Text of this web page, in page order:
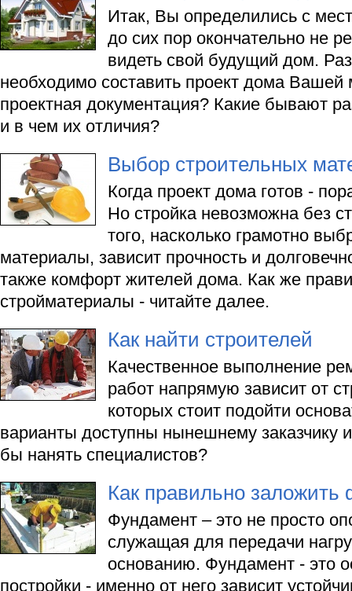
Итак, Вы определились с
до сих пор окончательно не
видеть свой будущий дом.
необходимо составить проект дома Вашей
проектная документация? Какие бывают
и в чем их отличия?
Выбор строительных
Когда проект дома готов -
Но стройка невозможна без
того, насколько грамотно
материалы, зависит прочность и
также комфорт жителей дома. Как же
стройматериалы - читайте далее.
Как найти строителей
Качественное выполнение
работ напрямую зависит от
которых стоит подойти
варианты доступны нынешнему заказчику
бы нанять специалистов?
Как правильно
Фундамент – это не просто
служащая для передачи
основанию. Фундамент - это
постройки - именно от него зависит